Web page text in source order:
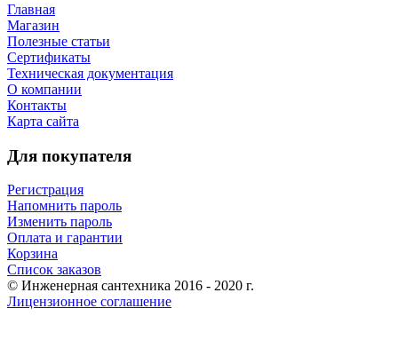
Главная
Магазин
Полезные статьи
Сертификаты
Техническая документация
О компании
Контакты
Карта сайта
Для покупателя
Регистрация
Напомнить пароль
Изменить пароль
Оплата и гарантии
Корзина
Список заказов
© Инженерная сантехника 2016 - 2020 г.
Лицензионное соглашение